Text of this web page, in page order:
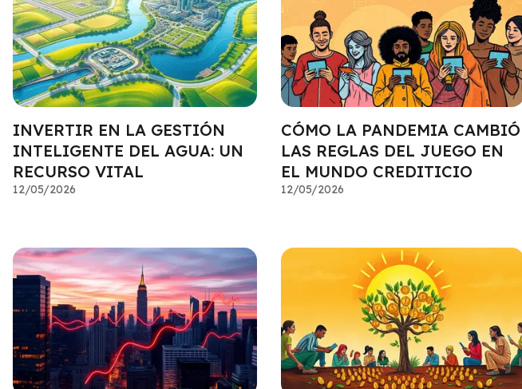
INVERTIR EN LA GESTIÓN
INTELIGENTE DEL AGUA: UN
RECURSO VITAL
12/05/2026
CÓMO LA PANDEMIA CAMBIÓ
LAS REGLAS DEL JUEGO EN
EL MUNDO CREDITICIO
12/05/2026